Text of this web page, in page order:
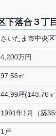
下落合３丁
さいたま市中央
4,200万円
97.56㎡
44.99坪(148.76
1991年1月（築35
1戸